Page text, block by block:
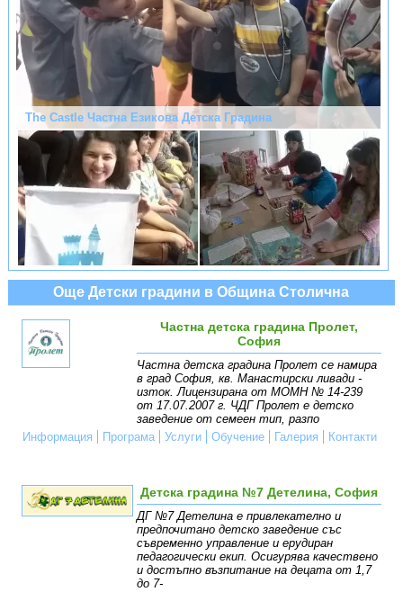
The Castle Частна Езикова Детска Градина
Още Детски градини в Община Столична
Частна детска градина Пролет,
София
Частна детска градина Пролет се намира
в град София, кв. Манастирски ливади -
изток. Лицензирана от МОМН № 14-239
от 17.07.2007 г. ЧДГ Пролет е детско
заведение от семеен тип, разпо
Информация
Програма Услуги Обучение Галерия Контакти
Детска градина №7 Детелина, София
ДГ №7 Детелина е привлекателно и
предпочитано детско заведение със
съвременно управление и ерудиран
педагогически екип. Осигурява качествено
и достъпно възпитание на децата от 1,7
до 7-